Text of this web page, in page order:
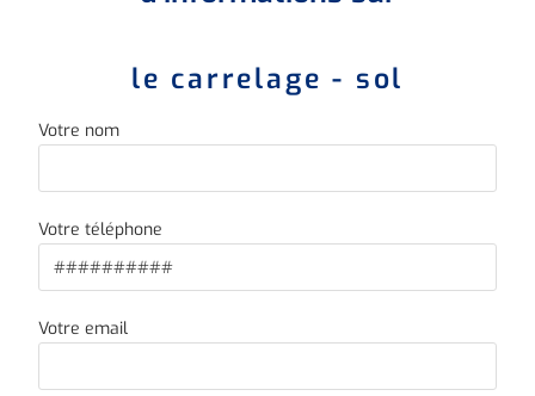
le carrelage - sol
Votre nom
Votre téléphone
Votre email